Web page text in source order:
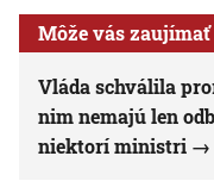
Môže vás zaujímať
Vláda schválila
nim nemajú len
niektorí ministri